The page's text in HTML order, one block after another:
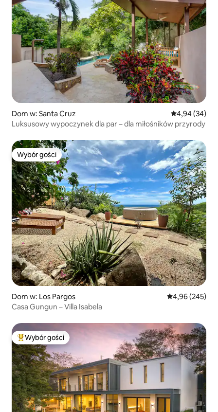
Dom w: Santa Cruz Średnia
4,94 (34)
Luksusowy wypoczynek dla par – dla miłośników przyrody
Wybór gości
Wybór gości
Dom w: Los Pargos Średnia
4,96 (245)
Casa Gungun – Villa Isabela
Najpopularniejsze z kategorii Wybór gości
Wybór gości